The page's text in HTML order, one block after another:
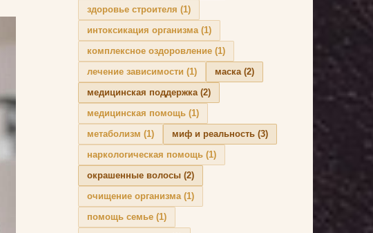
здоровье строителя (1)
интоксикация организма(1)
комплексное оздоровление (1)
лечение зависимости (1) маска(2)
медицинская поддержка(2)
медицинская помощь (1)
метаболизм (1) миф и реальность (3)
наркологическая помощь (1)
окрашенные волосы (2)
очищение организма(1)
помощь семье (1)